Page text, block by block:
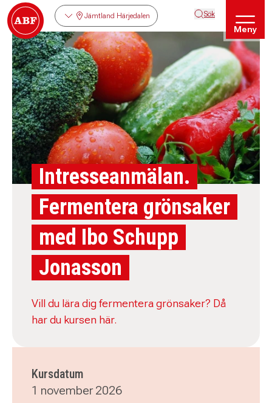
Jämtland Härjedalen Sök
Meny
Intresseanmälan.
Fermentera grönsaker
med Ibo Schupp
Jonasson
Vill du lära dig fermentera grönsaker? Då
har du kursen här.
Kursdatum
1 november 2026